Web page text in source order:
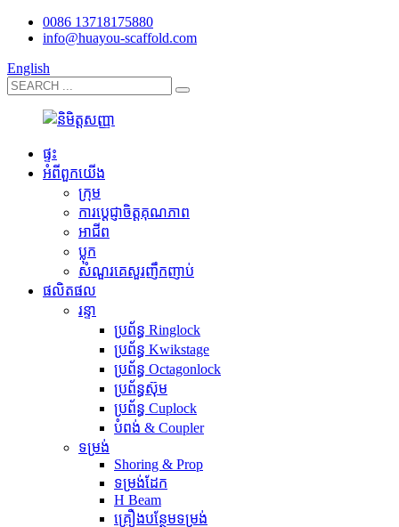
0086 13718175880
info@huayou-scaffold.com
English
ផ្ទះ
អំពីពួកយើង
ក្រុម
ការប្តេជ្ញាចិត្តគុណភាព
អាជីព
ប្លុក
សំណួរគេសួរញឹកញាប់
ផលិតផល
រន្ទា
ប្រព័ន្ធ Ringlock
ប្រព័ន្ធ Kwikstage
ប្រព័ន្ធ Octagonlock
ប្រព័ន្ធស៊ុម
ប្រព័ន្ធ Cuplock
បំពង់ & Coupler
ទម្រង់
Shoring & Prop
ទម្រង់ដែក
H Beam
គ្រឿងបន្ថែមទម្រង់